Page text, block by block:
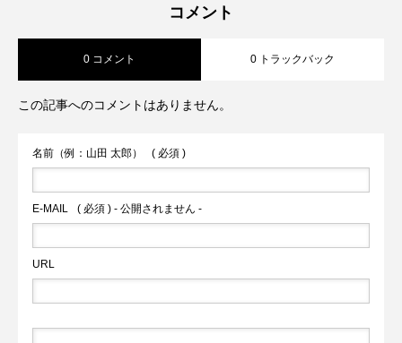
コメント
0 コメント 0 トラックバック
この記事へのコメントはありません。
名前（例：山田 太郎） ( 必須 )
E-MAIL ( 必須 ) - 公開されません -
URL